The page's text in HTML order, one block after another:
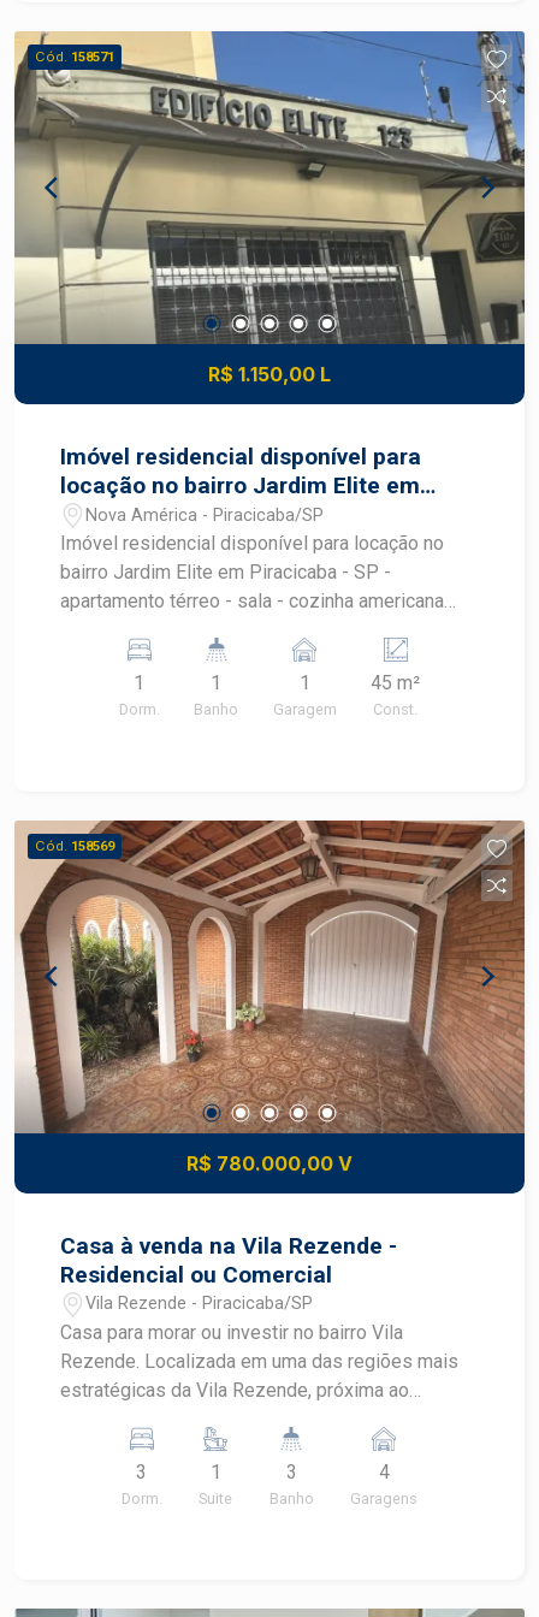
e chácaras, tornando-o ideal para quem busca
espaço para moradia, projetos de condomínios
horizontais ou áreas de lazer. Agende já sua
visita e se encante!
Cód. 158571
R$ 1.150,00 L
Imóvel residencial disponível para
locação no bairro Jardim Elite em
Piracicaba - SP
Nova América - Piracicaba/SP
Imóvel residencial disponível para locação no
bairro Jardim Elite em Piracicaba - SP -
apartamento térreo - sala - cozinha americana
banheiro com gabinete e box blindex - 1 quarto -
1 vaga coberta Agende sua visita !
1
Dorm.
1
Banho
1
Garagem
45 m²
Const.
Cód. 158569
R$ 780.000,00 V
Casa à venda na Vila Rezende -
Residencial ou Comercial
Vila Rezende - Piracicaba/SP
Casa para morar ou investir no bairro Vila
Rezende. Localizada em uma das regiões mais
estratégicas da Vila Rezende, próxima ao
casa oferece excelente visibilidade, fácil acesso
e grande potencial para clínicas, consultórios,
escritórios, coworkings, sedes empresariais ou
3
Dorm.
1
Suite
3
Banho
4
Garagens